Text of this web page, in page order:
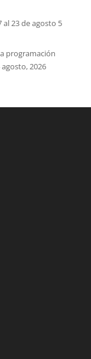
al 23 de agosto 5
programación
agosto, 2026